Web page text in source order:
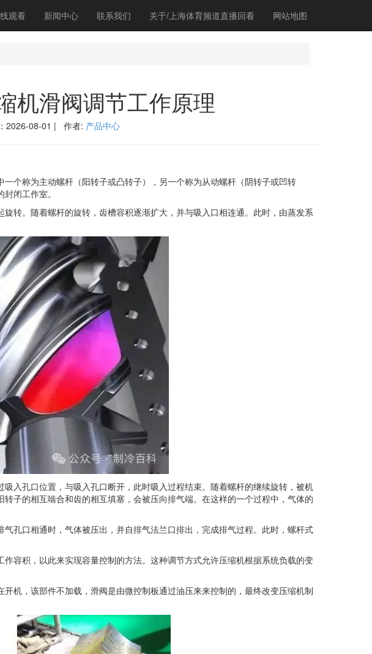
观看 新闻中心 联系我们 关于/上海体育频道直播回看 网站地图
机滑阀调节工作原理
2026-08-01 | 作者: 产品中心
称为主动螺杆（阳转子或凸转子），另一个称为从动螺杆（阴转子或凹转
闭工作室。
。随着螺杆的旋转，齿槽容积逐渐扩大，并与吸入口相连通。此时，由蒸发系
孔口位置，与吸入孔口断开，此时吸入过程结束。随着螺杆的继续旋转，被机
子的相互啮合和齿的相互填塞，会被压向排气端。在这样的一个过程中，气体的
口相通时，气体被压出，并自排气法兰口排出，完成排气过程。此时，螺杆式
积，以此来实现容量控制的方法。这种调节方式允许压缩机根据系统负载的变
，该部件不加载，滑阀是由微控制板通过油压来来控制的，最终改变压缩机制